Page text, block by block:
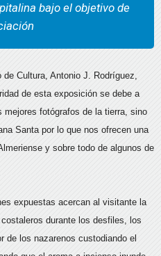
bajo el objetivo de
Cultura, Antonio J. Rodríguez,
de esta exposición se debe a
fotógrafos de la tierra, sino
Santa por lo que nos ofrecen una
y sobre todo de algunos de
expuestas acercan al visitante la
durante los desfiles, los
de los nazarenos custodiando el